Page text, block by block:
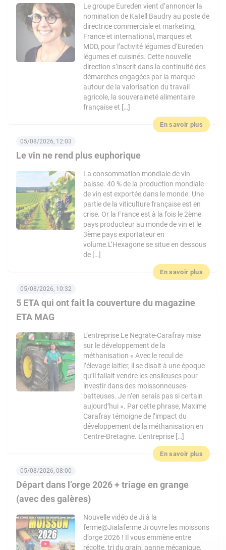
Le groupe Eureden vient d’annoncer la
nomination de Katell Baudry au poste de
directrice commerciale et marketing,
France et international, marques et
MDD, pour l’activité légumes d’Eureden
légumes et cuisinés. Cette nouvelle
direction s’inscrit dans la continuité des
démarches engagées par la marque
autour de la valorisation du travail
agricole, la souveraineté alimentaire
française et […]
En savoir plus
Le vin ne rend plus euphorique
05/08/2026, 12:03
La consommation mondiale de vin
baisse. 40 % de la production mondiale
de vin est exportée dans le monde. Une
partie de la viticulture française est en
crise. Or la France est à la fois le 2ème
pays producteur au monde de vin et le
3ème pays exportateur en
volume.L’Hexagone se situe en dessous
de […]
En savoir plus
5 ETA qui ont fait la couverture du magazine
ETA MAG
05/08/2026, 10:32
L’entreprise Le Negrate-Carafray mise
sur le développement de la
méthanisation « Avec le recul de
l’élevage laitier, il se disait à une époque
qu’il fallait vendre les ensileuses pour
investir dans des moissonneuses-
batteuses. Je n’en serais pas si certain
aujourd’hui ». Par cette phrase, Maxime
Carafray témoigne de l’impact du
développement de la méthanisation en
Centre-Bretagne. L’entreprise […]
En savoir plus
Départ dans l’orge 2026 + triage en grange
(avec des galères)
05/08/2026, 08:00
Nouvelle vidéo de Ji à la
ferme@Jialaferme Ji ouvre les moissons
d’orge 2026 ! Il vous emmène entre
récolte, tri du grain, panne mécanique,